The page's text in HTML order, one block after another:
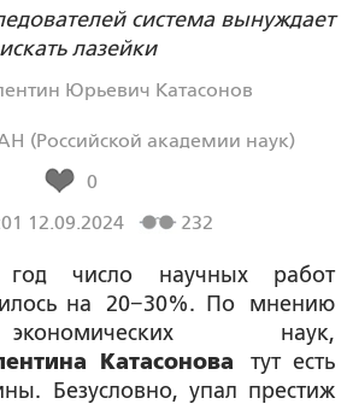
система вынуждает
искать лазейки
Юрьевич Катасонов
(Российской академии наук)
0
12.09.2024
232
число научных работ
на 20−30%. По мнению
наук,
Катасонова тут есть
Безусловно, упал престиж